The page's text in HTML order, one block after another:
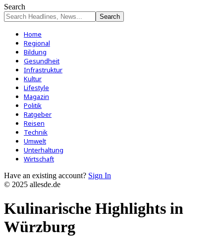
Search
Home
Regional
Bildung
Gesundheit
Infrastruktur
Kultur
Lifestyle
Magazin
Politik
Ratgeber
Reisen
Technik
Umwelt
Unterhaltung
Wirtschaft
Have an existing account? Sign In
© 2025 allesde.de
Kulinarische Highlights in
Würzburg